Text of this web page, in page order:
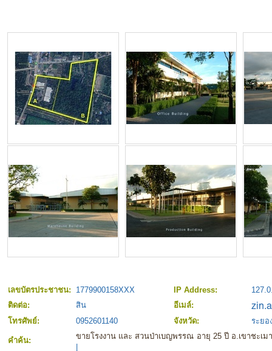
เลขบัตรประชาชน: 1779900158XXX IP Address:
ติดต่อ:
สิน
อีเมล์:
โทรศัพย์:
0952601140 จังหวัด: ระยอ
คำค้น:
ขายโรงงาน และ สวนป่าเบญพรรณ อายุ 25 ปี อ.เขาชะเม